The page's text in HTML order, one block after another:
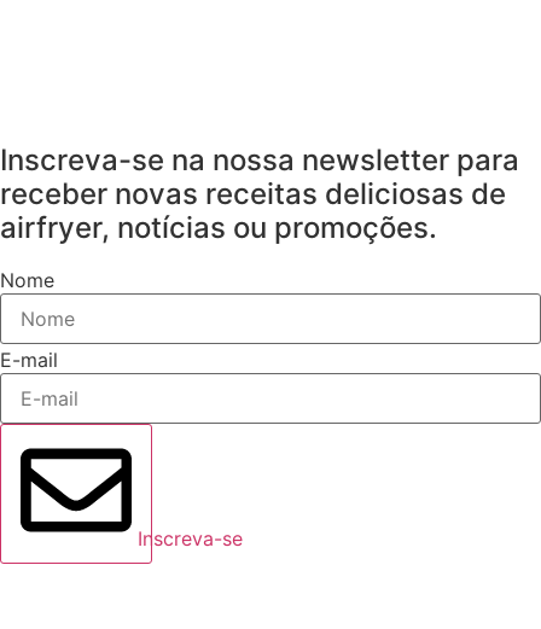
Inscreva-se na nossa newsletter para
receber novas receitas deliciosas de
airfryer, notícias ou promoções.
Nome
E-mail
Inscreva-se